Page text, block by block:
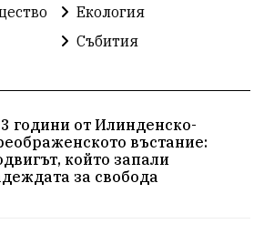
Екология
Събития
години от Илинденско-
въстание:
който запали
за свобода